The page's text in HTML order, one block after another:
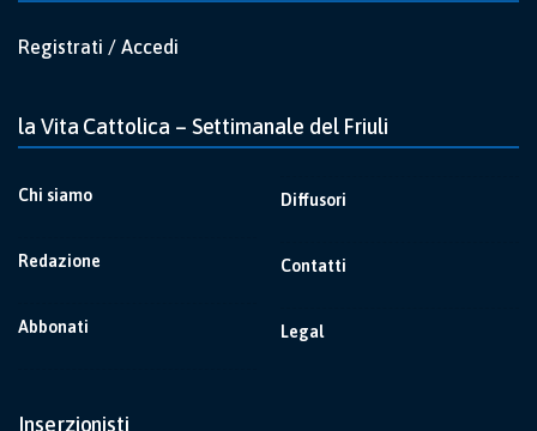
Registrati / Accedi
la Vita Cattolica – Settimanale del Friuli
Chi siamo
Redazione
Abbonati
Diffusori
Contatti
Legal
Inserzionisti